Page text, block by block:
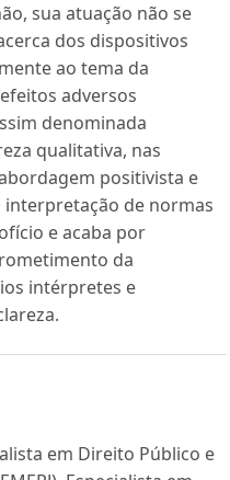
sua atuação não se
dos dispositivos
ao tema da
adversos
denominada
qualitativa, nas
positivista e
interpretação de normas
e acaba por
da
intérpretes e
em Direito Público e